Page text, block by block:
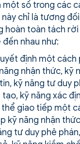
một số trong các
này chỉ là tương
hoàn toàn tách
nhau như:
định một cách
nhận thức, kỹ
kỹ năng tư duy
kỹ năng xác
giao tiếp một
kỹ năng nhận
tư duy phê